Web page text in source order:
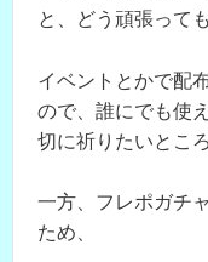
と、どう頑張っても
イベントとかで配
ので、誰にでも使
切に祈りたいところ
一方、フレポガチ
ため、